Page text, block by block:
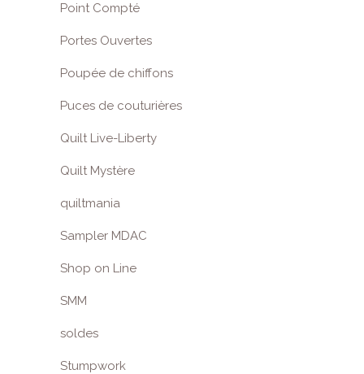
Point Compté
Portes Ouvertes
Poupée de chiffons
Puces de couturières
Quilt Live-Liberty
Quilt Mystère
quiltmania
Sampler MDAC
Shop on Line
SMM
soldes
Stumpwork